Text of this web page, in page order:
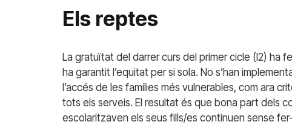
Els reptes
La gratuïtat del darrer curs del primer cicle (I2) ha
ha garantit l’equitat per si sola. No s’han
l’accés de les famílies més vulnerables, com ara
tots els serveis. El resultat és que bona part dels
escolaritzaven els seus fills/es continuen sense